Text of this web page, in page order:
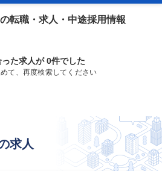
転職・求人・中途採用情報
た求人が 0件でした
て、再度検索してください
求人